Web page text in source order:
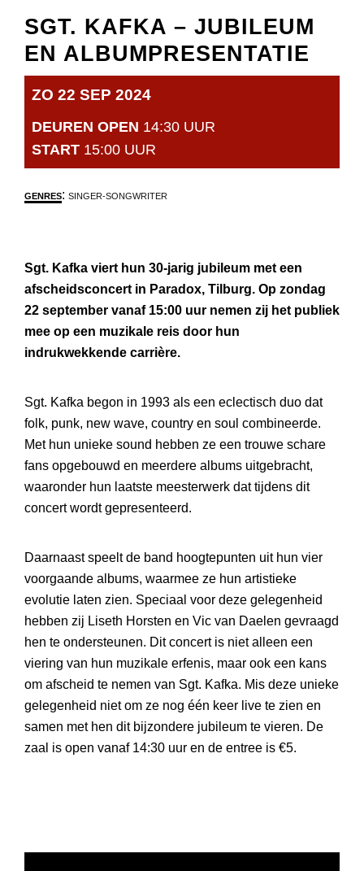
SGT. KAFKA – JUBILEUM
EN ALBUMPRESENTATIE
ZO 22 SEP 2024
DEUREN OPEN 14:30 UUR
START 15:00 UUR
GENRES: SINGER-SONGWRITER
Sgt. Kafka viert hun 30-jarig jubileum met een
afscheidsconcert in Paradox, Tilburg. Op zondag
22 september vanaf 15:00 uur nemen zij het publiek
mee op een muzikale reis door hun
indrukwekkende carrière.
Sgt. Kafka begon in 1993 als een eclectisch duo dat
folk, punk, new wave, country en soul combineerde.
Met hun unieke sound hebben ze een trouwe schare
fans opgebouwd en meerdere albums uitgebracht,
waaronder hun laatste meesterwerk dat tijdens dit
concert wordt gepresenteerd.
Daarnaast speelt de band hoogtepunten uit hun vier
voorgaande albums, waarmee ze hun artistieke
evolutie laten zien. Speciaal voor deze gelegenheid
hebben zij Liseth Horsten en Vic van Daelen gevraagd
hen te ondersteunen. Dit concert is niet alleen een
viering van hun muzikale erfenis, maar ook een kans
om afscheid te nemen van Sgt. Kafka. Mis deze unieke
gelegenheid niet om ze nog één keer live te zien en
samen met hen dit bijzondere jubileum te vieren. De
zaal is open vanaf 14:30 uur en de entree is €5.